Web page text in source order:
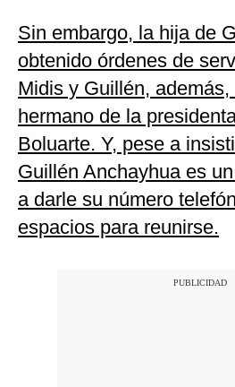
Sin embargo, la hija de
obtenido órdenes de
Midis y Guillén,
hermano de la
Boluarte. Y, pese a
Guillén Anchayhua es
a darle su número
espacios para reunirse.